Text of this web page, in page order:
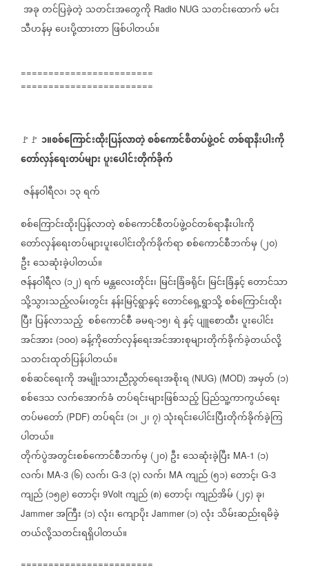
အခုတင်ပြခဲ့တဲ့ သတင်းအတွေကို Radio NUG သတင်းထောက်မင်း
သီဟန်မှပေးပို့ထားတာဖြစ်ပါတယ်။
========================
========================
🚩🚩 ၁။စစ်ကြောင်းထိုးပြန်လာတဲ့စစ်ကောင်စီတပ်ဖွဲ့ဝင်တစ်ရာနီးပါးကို
တော်လှန်ရေးတပ်များပူးပေါင်းတိုက်ခိုက်
ဇန်နဝါရီလ၊ ၁၃ရက်
စစ်ကြောင်းထိုးပြန်လာတဲ့စစ်ကောင်စီတပ်ဖွဲ့ဝင်တစ်ရာနီးပါးကို
တော်လှန်ရေးတပ်များပူးပေါင်းတိုက်ခိုက်ရာစစ်ကောင်စီဘက်မှ (၂၀)
ဦးသေဆုံးခဲ့ပါတယ်။
ဇန်နဝါရီလ (၁၂) ရက်မန္တလေးတိုင်း၊ မြင်းခြံခရိုင်၊ မြင်းခြံနှင့်တောင်သာ
သို့သွားသည့်လမ်းတွင်းနန်းမြင့်ရွာနှင့်တောင်ရှေ့ရွာသို့စစ်ကြောင်းထိုး
ပြီး ပြန်လာသည့် စစ်ကောင်စီခမရ-၁၅၊ရဲနှင့်ပျူစောထီးပူးပေါင်း
အင်အား (၁၀၀) ခန့်ကိုတော်လှန်ရေးအင်အားစုများတိုက်ခိုက်ခဲ့တယ်လို့
သတင်းထုတ်ပြန်ပါတယ်။
စစ်ဆင်ရေးကိုအမျိုးသားညီညွတ်ရေးအစိုးရ (NUG) (MOD) အမှတ် (၁)
စစ်ဒေသလက်အောက်ခံတပ်ရင်းများဖြစ်သည့်ပြည်သူ့ကာကွယ်ရေး
တပ်မတော် (PDF) တပ်ရင်း (၁၊၂၊၇) သုံးရင်းပေါင်းပြီးတိုက်ခိုက်ခဲ့ကြ
ပါတယ်။
တိုက်ပွဲအတွင်းစစ်ကောင်စီဘက်မှ (၂၀) ဦးသေဆုံးခဲ့ပြီး MA-1 (၁)
လက်၊ MA-3 (၆) လက်၊ G-3 (၃) လက်၊ MA ကျည် (၅၁) တောင့်၊ G-3
ကျည် (၁၅၉) တောင့်၊ 9Volt ကျည် (၈) တောင့်၊ကျည်အိမ် (၂၄) ခု၊
Jammerအကြီး (၁) လုံး၊ကျောပိုး Jammer (၁) လုံး သိမ်းဆည်းရမိခဲ့
တယ်လို့သတင်းရရှိပါတယ်။
========================